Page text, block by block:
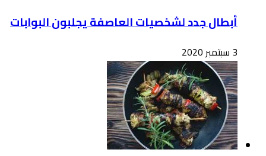
أبطال جدد لشخصيات العاصفة يجلبون البوابات
3 سبتمبر 2020